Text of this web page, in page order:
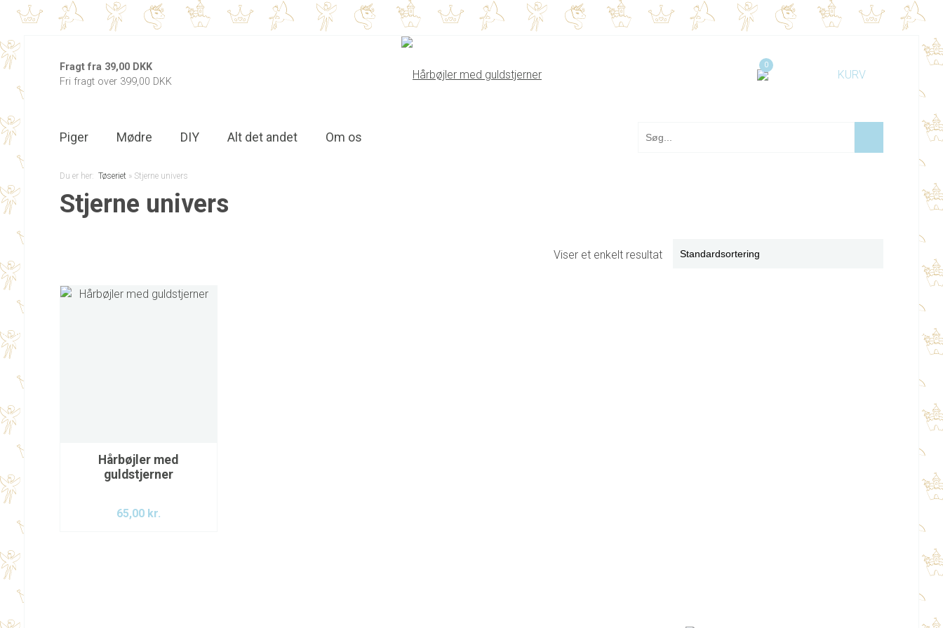
Fragt fra 39,00 DKK
Fri fragt over 399,00 DKK
0
Piger Mødre DIY Alt det andet Om os
Du er her: Tøseriet» Stjerne univers
Stjerne univers
Viser et enkelt resultat
Hårbøjler med
guldstjerner
65,00 kr.